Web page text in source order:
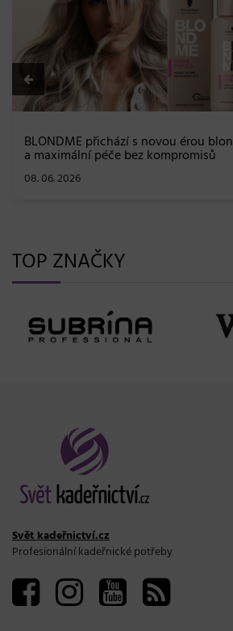
BLONDME přichází s novou érou
a maximální péče bez kompromisů
08. 06. 2026
TOP ZNAČKY
Svět kadeřnictví.cz
Profesionální kadeřnické potřeby